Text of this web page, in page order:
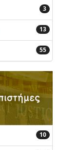
3
13
55
10